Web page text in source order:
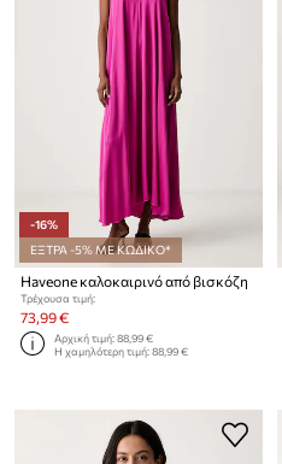
-16%
ΕΞΤΡΑ -5% ΜΕ ΚΩΔΙΚΟ*
Haveone καλοκαιρινό από βισκόζη
Τρέχουσα τιμή:
73,99 €
Αρχική τιμή:88,99 €
Η χαμηλότερη τιμή:88,99 €